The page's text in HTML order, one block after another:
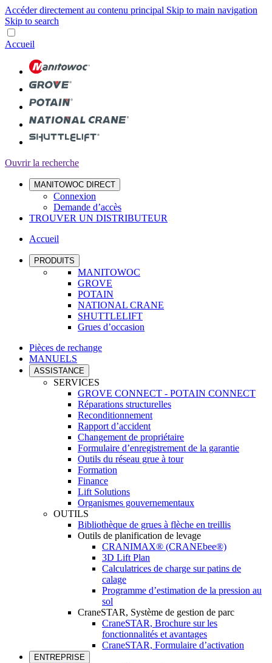
Accéder directement au contenu principal Skip to main navigation
Skip to search
Accueil
Ouvrir la recherche
MANITOWOC DIRECT
Connexion
Demande d’accès
TROUVER UN DISTRIBUTEUR
Accueil
PRODUITS
MANITOWOC
GROVE
POTAIN
NATIONAL CRANE
SHUTTLELIFT
Grues d’occasion
Pièces de rechange
MANUELS
ASSISTANCE
SERVICES
GROVE CONNECT - POTAIN CONNECT
Réparations structurelles
Reconditionnement
Rapport d’accident
Changement de propriétaire
Formulaire d’enregistrement de la garantie
Outils du réseau grue à tour
Formation
Finance
Lift Solutions
Organismes gouvernementaux
OUTILS
Bibliothèque de grues à flèche en treillis
Outils de planification de levage
CRANIMAX® (CRANEbee®)
3D Lift Plan
Calculatrices de charge sur patins de
calage
Programme d’estimation de la pression au
sol
CraneSTAR, Système de gestion de parc
CraneSTAR, Brochure sur les
fonctionnalités et avantages
CraneSTAR, Formulaire d’activation
ENTREPRISE